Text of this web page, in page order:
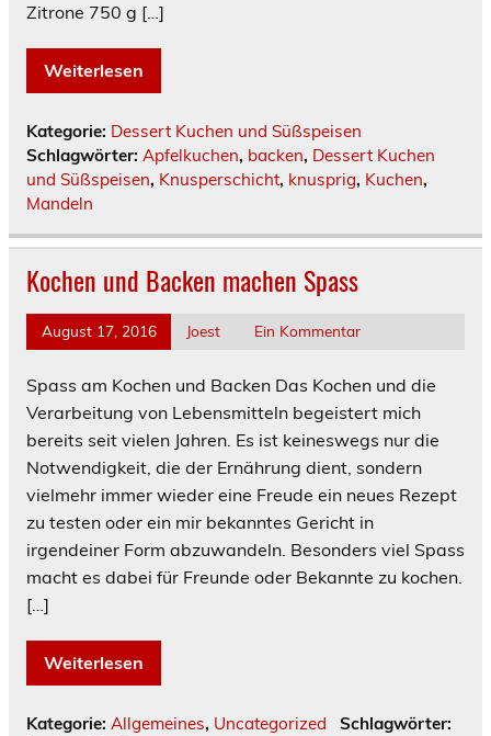
Zitrone 750 g […]
Weiterlesen
Kategorie: Dessert Kuchen und Süßspeisen
Schlagwörter: Apfelkuchen, backen, Dessert Kuchen
und Süßspeisen, Knusperschicht, knusprig, Kuchen,
Mandeln
Kochen und Backen machen Spass
August 17, 2016 Joest Ein Kommentar
Spass am Kochen und Backen Das Kochen und die
Verarbeitung von Lebensmitteln begeistert mich
bereits seit vielen Jahren. Es ist keineswegs nur die
Notwendigkeit, die der Ernährung dient, sondern
vielmehr immer wieder eine Freude ein neues Rezept
zu testen oder ein mir bekanntes Gericht in
irgendeiner Form abzuwandeln. Besonders viel Spass
macht es dabei für Freunde oder Bekannte zu kochen.
[…]
Weiterlesen
Kategorie: Allgemeines, Uncategorized
Schlagwörter: